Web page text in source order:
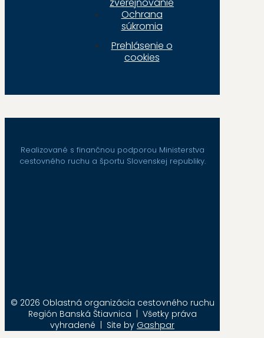
Ochrana
súkromia
Prehlásenie o
cookies
Realizované s finančnou podporou Ministerstva
cestovného ruchu a športu Slovenskej republiky.
© 2026 Oblastná organizácia cestovného ruchu
Región Banská Štiavnica | Všetky práva
vyhradené | Site by Gashpar